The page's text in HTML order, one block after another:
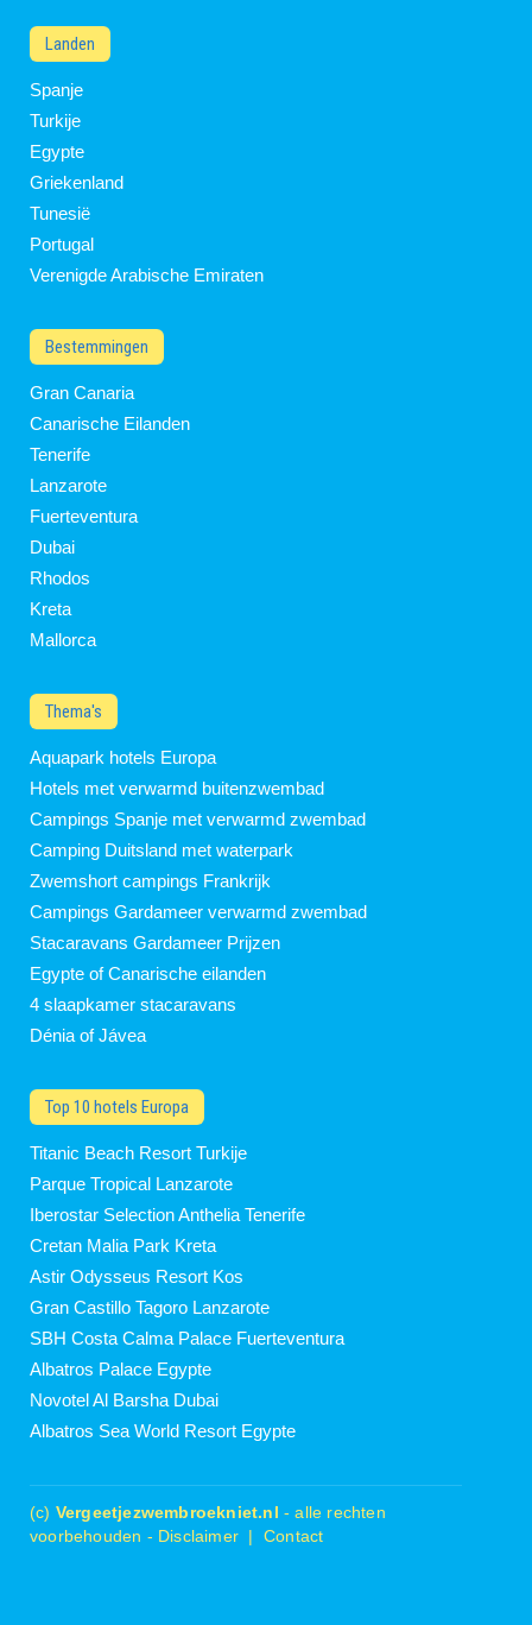
Landen
Spanje
Turkije
Egypte
Griekenland
Tunesië
Portugal
Verenigde Arabische Emiraten
Bestemmingen
Gran Canaria
Canarische Eilanden
Tenerife
Lanzarote
Fuerteventura
Dubai
Rhodos
Kreta
Mallorca
Thema's
Aquapark hotels Europa
Hotels met verwarmd buitenzwembad
Campings Spanje met verwarmd zwembad
Camping Duitsland met waterpark
Zwemshort campings Frankrijk
Campings Gardameer verwarmd zwembad
Stacaravans Gardameer Prijzen
Egypte of Canarische eilanden
4 slaapkamer stacaravans
Dénia of Jávea
Top 10 hotels Europa
Titanic Beach Resort Turkije
Parque Tropical Lanzarote
Iberostar Selection Anthelia Tenerife
Cretan Malia Park Kreta
Astir Odysseus Resort Kos
Gran Castillo Tagoro Lanzarote
SBH Costa Calma Palace Fuerteventura
Albatros Palace Egypte
Novotel Al Barsha Dubai
Albatros Sea World Resort Egypte
(c) Vergeetjezwembroekniet.nl- alle rechten
voorbehouden - Disclaimer Contact